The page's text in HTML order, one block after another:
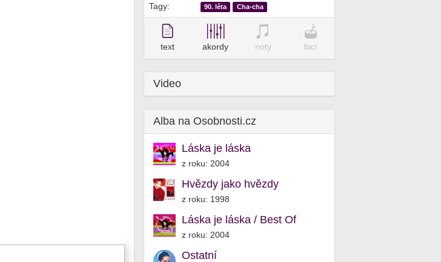
Tagy: 90. léta Cha-cha
text akordy noty bicí
Video
Alba na Osobnosti.cz
Láska je láska
z roku: 2004
Hvězdy jako hvězdy
z roku: 1998
Láska je láska / Best Of
z roku: 2004
Ostatní